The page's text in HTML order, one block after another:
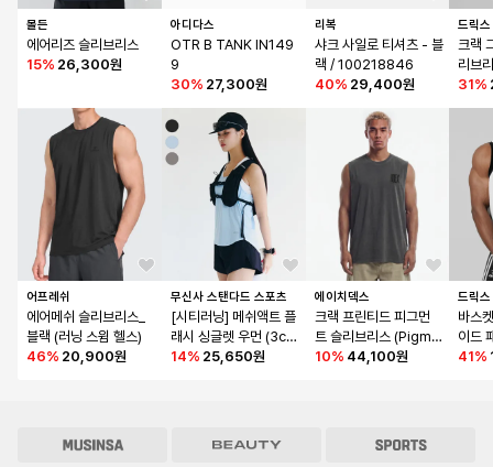
몰든
에어리즈 슬리브리스
15% 26,300원
어프레쉬
에어메쉬 슬리브리스_
블랙 (러닝 스윔 헬스)
46% 20,900원
아디다스
OTR B TANK IN149
9
30% 27,300원
무신사 스탠다드 스포츠
[시티러닝] 메쉬액트 플
래시 싱글렛 우먼 (3col
or)
14% 25,650원
리복
샤크 사일로 티셔츠 - 블
랙 / 100218846
40% 29,400원
에이치덱스
크랙 프린티드 피그먼
트 슬리브리스 (Pigme
nt Charcoal)
10% 44,100원
드릭스
크랙
리브
31%
드릭스
바스
이드
화이
41%